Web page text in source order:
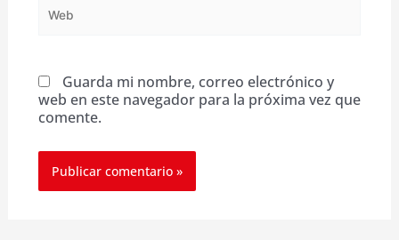
Guarda mi nombre, correo electrónico y
web en este navegador para la próxima vez que
comente.